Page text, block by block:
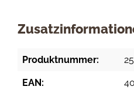
Produktnummer:
EAN: